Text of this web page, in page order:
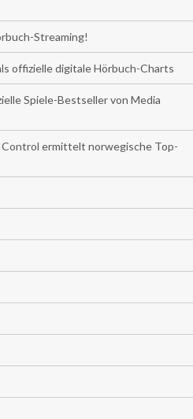
Streaming!
offizielle digitale Hörbuch-Charts
Spiele-Bestseller von Media
ermittelt norwegische Top-